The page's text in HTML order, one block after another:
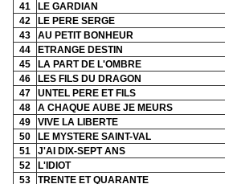
41
LE GARDIAN
42
LE PERE SERGE
43
AU PETIT BONHEUR
44
ETRANGE DESTIN
45
LA PART DE L'OMBRE
46
LES FILS DU DRAGON
47
UNTEL PERE ET FILS
48
A CHAQUE AUBE JE MEURS
49
VIVE LA LIBERTE
50
LE MYSTERE SAINT-VAL
51
J'AI DIX-SEPT ANS
52
L'IDIOT
53
TRENTE ET QUARANTE